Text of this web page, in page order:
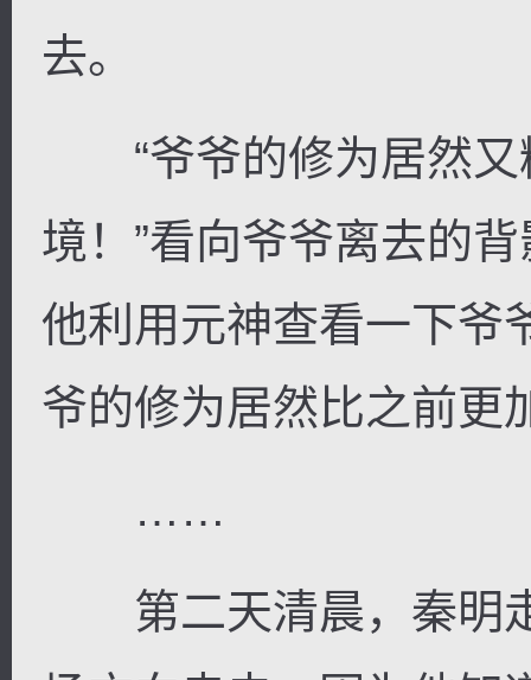
去。
“爷爷的修为居然又
境！”看向爷爷离去的
他利用元神查看一下爷
爷的修为居然比之前更
……
第二天清晨，秦明